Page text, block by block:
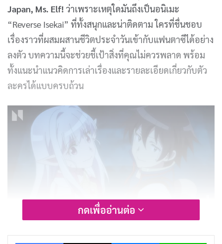
Japan, Ms. Elf! ว่าเพราะเหตุใดมันถึงเป็นอนิเมะ
“Reverse Isekai” ที่ทั้งสนุกและน่าติดตาม ใครที่ชื่นชอบ
เรื่องราวที่ผสมผสานชีวิตประจำวันเข้ากับแฟนตาซีได้อย่าง
ลงตัว บทความนี้จะช่วยชี้เป้าสิ่งที่คุณไม่ควรพลาด พร้อม
ทั้งแนะนำแนวคิดการเล่าเรื่องและรายละเอียดเกี่ยวกับตัว
ละครได้แบบครบถ้วน
รีวิวและเรื่องย่อ Welcome to Japan,
กดเพื่ออ่านต่อ